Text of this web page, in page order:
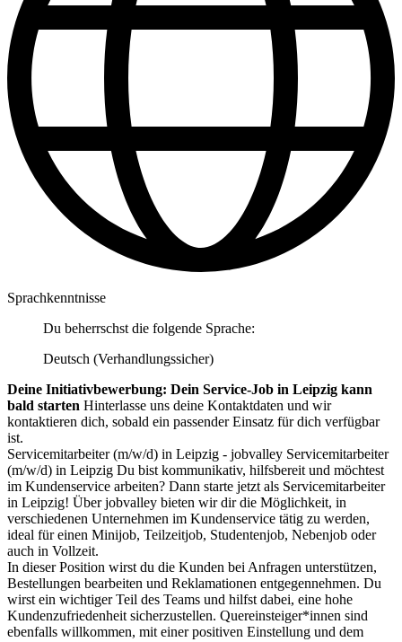
Sprachkenntnisse
Du beherrschst die folgende Sprache:
Deutsch (Verhandlungssicher)
Deine Initiativbewerbung: Dein Service-Job in Leipzig kann
bald starten Hinterlasse uns deine Kontaktdaten und wir
kontaktieren dich, sobald ein passender Einsatz für dich verfügbar
ist.
Servicemitarbeiter (m/w/d) in Leipzig - jobvalley Servicemitarbeiter
(m/w/d) in Leipzig Du bist kommunikativ, hilfsbereit und möchtest
im Kundenservice arbeiten? Dann starte jetzt als Servicemitarbeiter
in Leipzig! Über jobvalley bieten wir dir die Möglichkeit, in
verschiedenen Unternehmen im Kundenservice tätig zu werden,
ideal für einen Minijob, Teilzeitjob, Studentenjob, Nebenjob oder
auch in Vollzeit.
In dieser Position wirst du die Kunden bei Anfragen unterstützen,
Bestellungen bearbeiten und Reklamationen entgegennehmen. Du
wirst ein wichtiger Teil des Teams und hilfst dabei, eine hohe
Kundenzufriedenheit sicherzustellen. Quereinsteiger*innen sind
ebenfalls willkommen, mit einer positiven Einstellung und dem